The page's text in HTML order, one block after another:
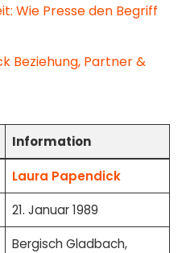
Wie Presse den Begriff
Beziehung, Partner &
Information
Laura Papendick
21. Januar 1989
Bergisch Gladbach,